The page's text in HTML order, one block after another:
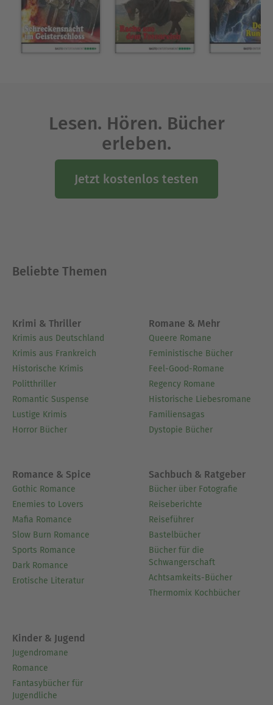
Nähe von Neuss, umgeben von einer Schar
Katzen, Hunde und anderer Haustiere.
Lesen. Hören. Bücher
erleben.
Jetzt kostenlos testen
Beliebte Themen
Krimi & Thriller
Krimis aus Deutschland
Krimis aus Frankreich
Historische Krimis
Politthriller
Romantic Suspense
Lustige Krimis
Horror Bücher
Romane & Mehr
Queere Romane
Feministische Bücher
Feel-Good-Romane
Regency Romane
Historische Liebesromane
Familiensagas
Dystopie Bücher
Romance & Spice
Gothic Romance
Enemies to Lovers
Mafia Romance
Slow Burn Romance
Sports Romance
Dark Romance
Erotische Literatur
Sachbuch & Ratgeber
Bücher über Fotografie
Reiseberichte
Reiseführer
Bastelbücher
Bücher für die
Schwangerschaft
Achtsamkeits-Bücher
Thermomix Kochbücher
Kinder & Jugend
Jugendromane
Romance
Fantasybücher für
Jugendliche